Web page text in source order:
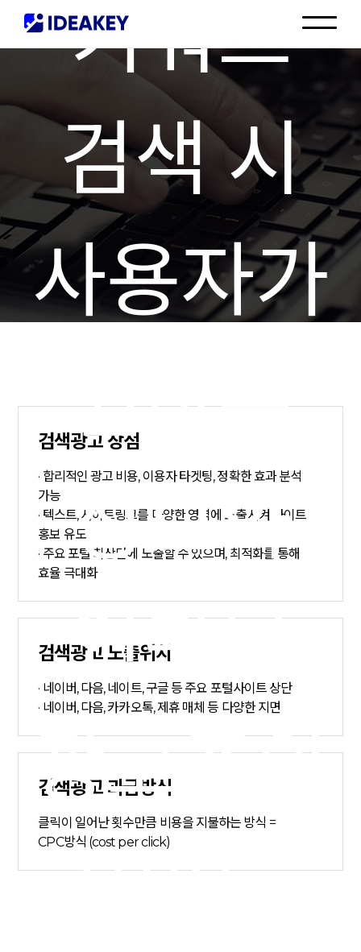
인재채용
고객센터
키워드
검색 시
사용자가
원하는
정보와
연관된
광고주의
사이트,
검색광고 장점
· 합리적인 광고 비용, 이용자 타겟팅, 정확한 효과 분석
가능
· 텍스트, 사이트링크를 다양한 영역에 노출시켜 사이트
홍보 유도
· 주요 포털 최상단에 노출할 수 있으며, 최적화를 통해
효율 극대화
검색광고 노출위치
· 네이버, 다음, 네이트, 구글 등 주요 포털사이트 상단
· 네이버, 다음, 카카오톡, 제휴 매체 등 다양한 지면
검색광고 과금방식
클릭이 일어난 횟수만큼 비용을 지불하는 방식 =
CPC방식 (cost per click)